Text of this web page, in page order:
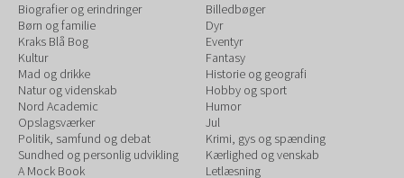
Biografier og erindringer
Børn og familie
Kraks Blå Bog
Kultur
Mad og drikke
Natur og videnskab
Nord Academic
Opslagsværker
Politik, samfund og debat
Sundhed og personlig udvikling
A Mock Book
Billedbøger
Dyr
Eventyr
Fantasy
Historie og geografi
Hobby og sport
Humor
Jul
Krimi, gys og spænding
Kærlighed og venskab
Letlæsning